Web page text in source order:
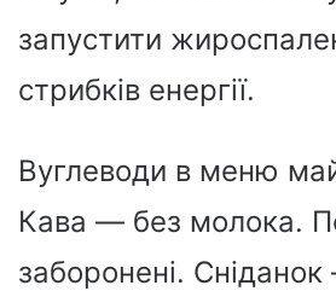
запустити
стрибків енергії.
Вуглеводи в меню
Кава — без молока.
заборонені.